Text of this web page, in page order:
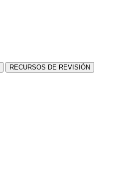
RECURSOS DE REVISIÓN